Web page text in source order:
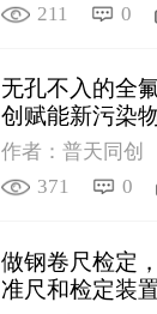
211
0
无孔不入的全
创赋能新污染
作者：普天同创
371
0
做钢卷尺检定
准尺和检定装